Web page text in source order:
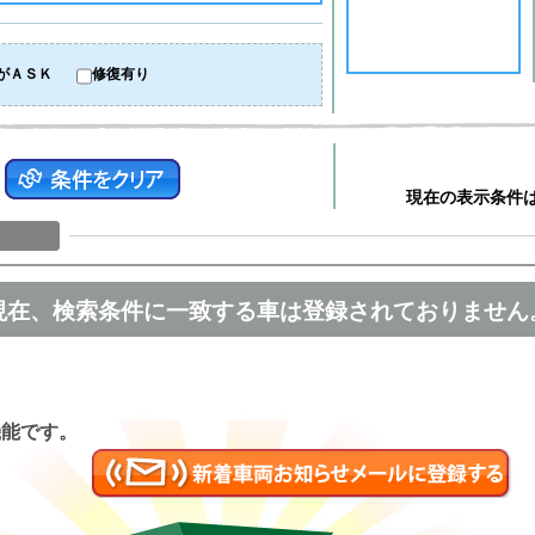
ＡＳＫ 修復有り
現在の表示条件
在、検索条件に一致する車は登録されておりません
です。